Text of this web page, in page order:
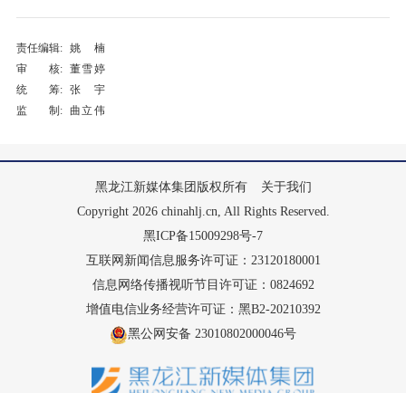
责任编辑: 姚楠
审 核: 董雪婷
统 筹: 张宇
监 制: 曲立伟
黑龙江新媒体集团版权所有
关于我们
Copyright 2026 chinahlj.cn, All Rights Reserved.
黑ICP备15009298号-7
互联网新闻信息服务许可证：23120180001
信息网络传播视听节目许可证：0824692
增值电信业务经营许可证：黑B2-20210392
黑公网安备 23010802000046号